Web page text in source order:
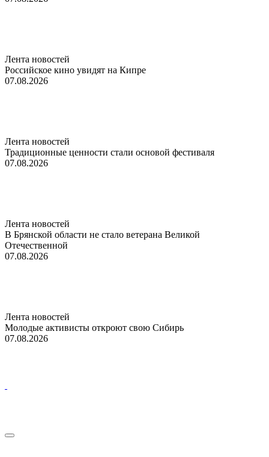
Лента новостей
Российское кино увидят на Кипре
07.08.2026
Лента новостей
Традиционные ценности стали основой фестиваля
07.08.2026
Лента новостей
В Брянской области не стало ветерана Великой
Отечественной
07.08.2026
Лента новостей
Молодые активисты откроют свою Сибирь
07.08.2026